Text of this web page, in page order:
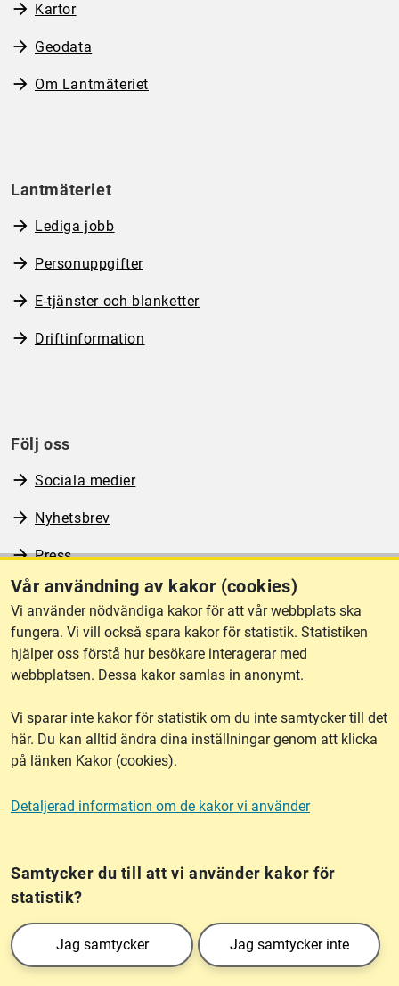
Vår användning av kakor (cookies)
Vi använder nödvändiga kakor för att vår webbplats ska
fungera. Vi vill också spara kakor för statistik. Statistiken
hjälper oss förstå hur besökare interagerar med
webbplatsen. Dessa kakor samlas in anonymt.
Vi sparar inte kakor för statistik om du inte samtycker till det
här. Du kan alltid ändra dina inställningar genom att klicka
på länken Kakor (cookies).
Detaljerad information om de kakor vi använder
Samtycker du till att vi använder kakor för
statistik?
Jag samtycker Jag samtycker inte
Kartor
Geodata
Om Lantmäteriet
Lantmäteriet
Lediga jobb
Personuppgifter
E-tjänster och blanketter
Driftinformation
Följ oss
Sociala medier
Nyhetsbrev
Press
RSS
Om webbplatsen
Tillgänglighet
Other languages
Kakor (cookies)
Lantmäteriet är den myndighet som kartlägger Sverige. Till våra uppgifter hör
också att registrera och säkra ägandet av alla fastigheter samt hantera deras